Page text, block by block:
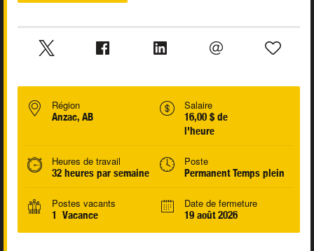
Région
Anzac, AB
Salaire
16,00 $ de
l'heure
Heures de travail
32 heures par semaine
Poste
Permanent Temps plein
Postes vacants
1 Vacance
Date de fermeture
19 août 2026